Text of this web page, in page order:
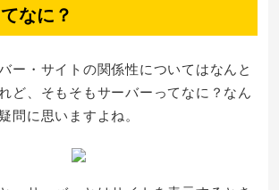
なに？
ー・サイトの関係性についてはなんと
ど、そもそもサーバーってなに？なん
問に思いますよね。